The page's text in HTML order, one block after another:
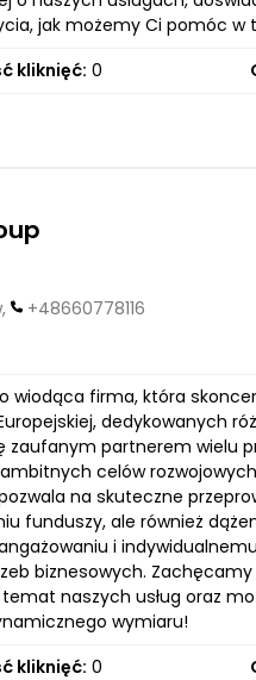
jak możemy Ci pomóc
kliknięć: 0
+48660778116
wiodąca firma, która
dedykowanych
zaufanym partnerem
celów
na skuteczne
funduszy, ale również
i
biznesowych.
naszych usług oraz
wymiaru!
kliknięć: 0